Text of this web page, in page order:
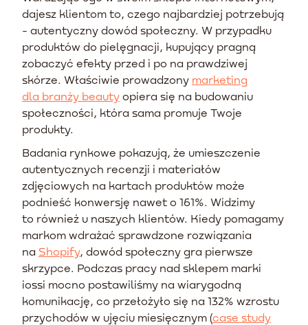
dajesz klientom to, czego najbardziej potrzebują
- autentyczny dowód społeczny. W przypadku
produktów do pielęgnacji, kupujący pragną
zobaczyć efekty przed i po na prawdziwej
skórze. Właściwie prowadzony marketing
dla branży beauty opiera się na budowaniu
społeczności, która sama promuje Twoje
produkty.
Badania rynkowe pokazują, że umieszczenie
autentycznych recenzji i materiałów
zdjęciowych na kartach produktów może
podnieść konwersję nawet o 161%. Widzimy
to również u naszych klientów. Kiedy pomagamy
markom wdrażać sprawdzone rozwiązania
na Shopify, dowód społeczny gra pierwsze
skrzypce. Podczas pracy nad sklepem marki
iossi mocno postawiliśmy na wiarygodną
komunikację, co przełożyło się na 132% wzrostu
przychodów w ujęciu miesięcznym (case study